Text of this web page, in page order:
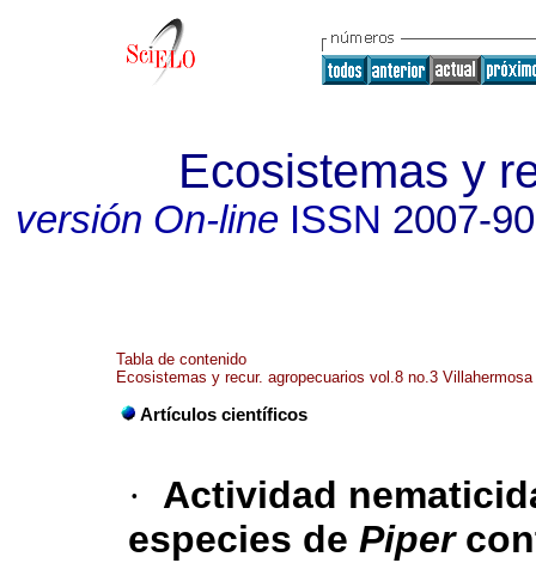
Ecosistemas y
versión On-lineISSN 2007-
Tabla de contenido
Ecosistemas y recur. agropecuarios vol.8 no.3
Artículos científicos
·
Actividad
especies de Piper